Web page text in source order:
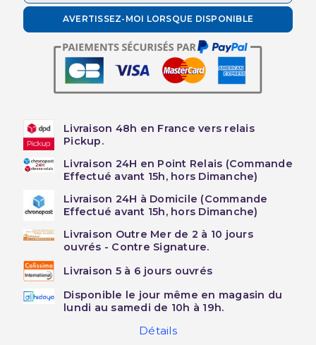
AVERTISSEZ-MOI LORSQUE DISPONIBLE
Livraison 48h en France vers relais
Pickup.
Livraison 24H en Point Relais (Commande
Effectué avant 15h, hors Dimanche)
Livraison 24H à Domicile (Commande
Effectué avant 15h, hors Dimanche)
Livraison Outre Mer de 2 à 10 jours
ouvrés - Contre Signature.
Livraison 5 à 6 jours ouvrés
Disponible le jour même en magasin du
lundi au samedi de 10h à 19h.
Détails